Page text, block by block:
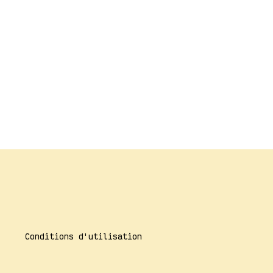
Conditions d'utilisation